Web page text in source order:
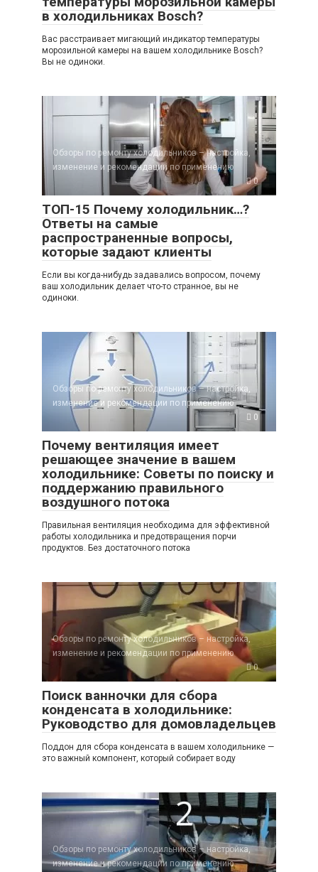
в холодильниках Bosch?
Вас расстраивает мигающий индикатор температуры
морозильной камеры на вашем холодильнике Bosch?
Вы не одиноки.
Обзоры по ремонту холодильников – настройка,
изменение и рекомендации по применению
0
ТОП-15 Почему холодильник…?
Ответы на самые
распространенные вопросы,
которые задают клиенты
Если вы когда-нибудь задавались вопросом, почему
ваш холодильник делает что-то странное, вы не
одиноки.
Обзоры по ремонту холодильников – настройка,
изменение и рекомендации по применению
0
Почему вентиляция имеет
решающее значение в вашем
холодильнике: Советы по поиску и
поддержанию правильного
воздушного потока
Правильная вентиляция необходима для эффективной
работы холодильника и предотвращения порчи
продуктов. Без достаточного потока
Обзоры по ремонту холодильников – настройка,
изменение и рекомендации по применению
0
Поиск ванночки для сбора
конденсата в холодильнике:
Руководство для домовладельцев
Поддон для сбора конденсата в вашем холодильнике —
это важный компонент, который собирает воду
Обзоры по ремонту холодильников – настройка,
изменение и рекомендации по применению